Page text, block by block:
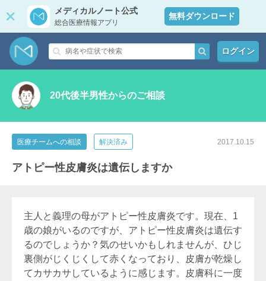
メディカルノート公式
総合医療情報アプリ
無料ダウンロード
ログイン
20代後半男性からのご相談
医療チームへの相談 解決済み 2017.10.15
アトピー性皮膚炎は遺伝しますか
主人と義理の母がアトピー性皮膚炎です。現在、1
歳の娘がいるのですが、アトピー性皮膚炎は遺伝す
るのでしょうか？気のせいかもしれませんが、ひじ
裏側がじくじくして赤くなっており、皮膚が乾燥し
てカサカサしているように感じます。皮膚科に一度